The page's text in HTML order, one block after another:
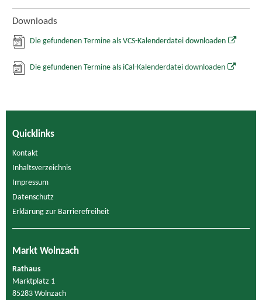
Downloads
Die gefundenen Termine als VCS-Kalenderdatei downloaden
Die gefundenen Termine als iCal-Kalenderdatei downloaden
Quicklinks
Kontakt
Inhaltsverzeichnis
Impressum
Datenschutz
Erklärung zur Barrierefreiheit
Markt Wolnzach
Rathaus
Marktplatz 1
85283 Wolnzach